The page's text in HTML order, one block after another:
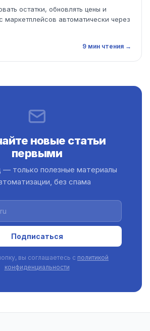
остатки, обновлять цены и
маркетплейсов автоматически через
9 мин чтения →
новые статьи
первыми
— только полезные материалы
без спама
Подписаться
вы соглашаетесь с политикой
конфиденциальности